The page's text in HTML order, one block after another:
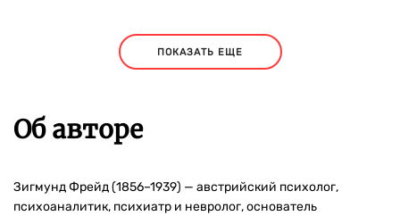
ПОКАЗАТЬ ЕЩЕ
Об авторе
Зигмунд Фрейд (1856–1939) — австрийский психолог,
психоаналитик, психиатр и невролог, основатель